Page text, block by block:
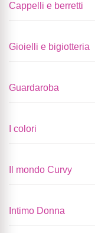
Cappelli e berretti
Gioielli e bigiotteria
Guardaroba
I colori
Il mondo Curvy
Intimo Donna